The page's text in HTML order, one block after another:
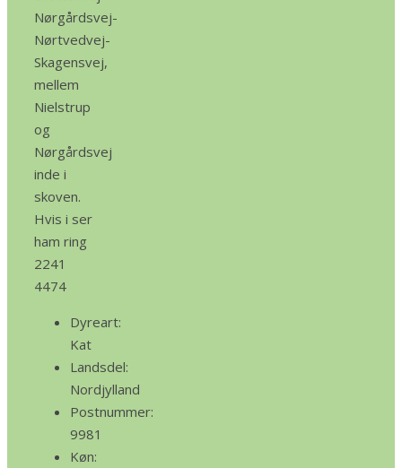
Nørgårdsvej-
Nørtvedvej-
Skagensvej,
mellem
Nielstrup
og
Nørgårdsvej
inde i
skoven.
Hvis i ser
ham ring
2241
4474
Dyreart:
Kat
Landsdel:
Nordjylland
Postnummer:
9981
Køn: